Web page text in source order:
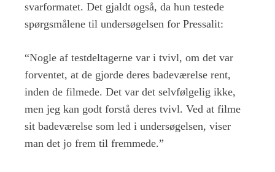
svarformatet. Det gjaldt også, da hun testede
spørgsmålene til undersøgelsen for Pressalit:
“Nogle af testdeltagerne var i tvivl, om det var
forventet, at de gjorde deres badeværelse rent,
inden de filmede. Det var det selvfølgelig ikke,
men jeg kan godt forstå deres tvivl. Ved at filme
sit badeværelse som led i undersøgelsen, viser
man det jo frem til fremmede.”